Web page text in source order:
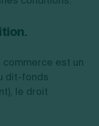
est un
dit-fonds
le droit